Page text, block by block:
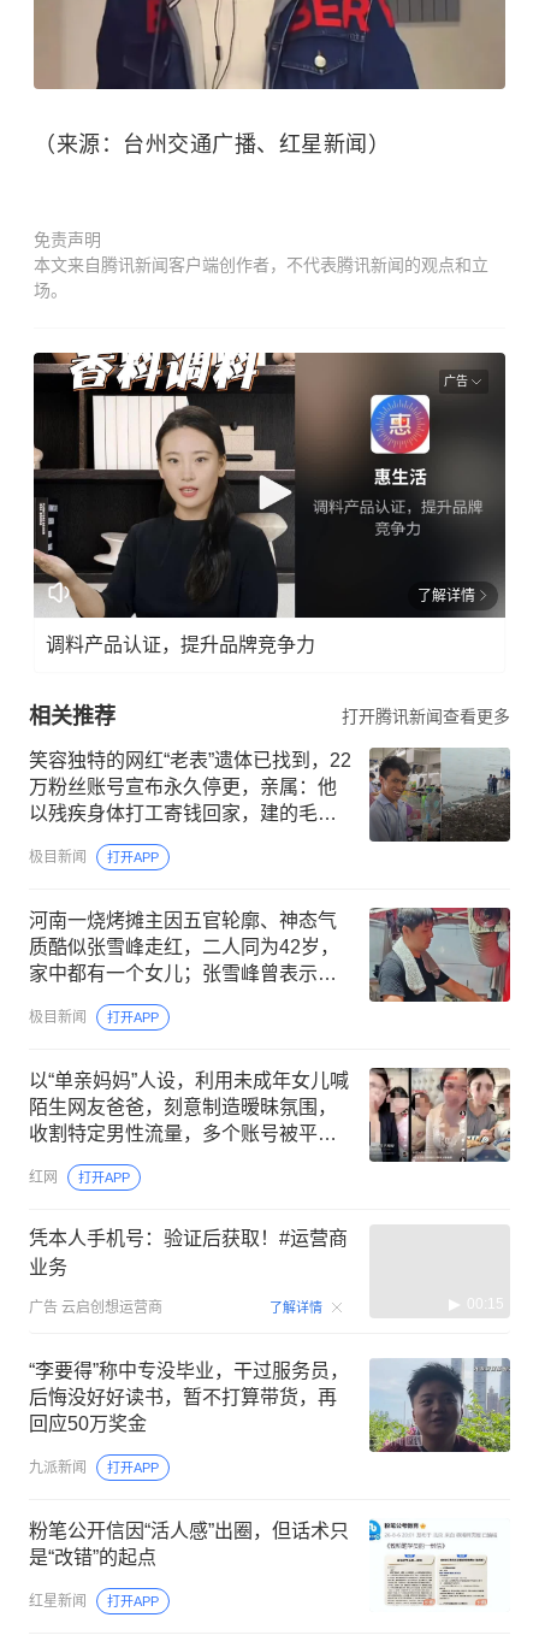
（来源：台州交通广播、红星新闻）
免责声明
本文来自腾讯新闻客户端创作者，不代表腾讯新闻的观点和立
场。
广告
了解详情
调料产品认证，提升品牌竞争力
相关推荐 打开腾讯新闻查看更多
笑容独特的网红“老表”遗体已找到，22
万粉丝账号宣布永久停更，亲属：他
以残疾身体打工寄钱回家，建的毛坯
房至今没装修
极目新闻 打开APP
河南一烧烤摊主因五官轮廓、神态气
质酷似张雪峰走红，二人同为42岁，
家中都有一个女儿；张雪峰曾表示，
财富自由以后要开一家烤肉店
极目新闻 打开APP
以“单亲妈妈”人设，利用未成年女儿喊
陌生网友爸爸，刻意制造暧昧氛围，
收割特定男性流量，多个账号被平台
红网 打开APP
凭本人手机号：验证后获取！#运营商
业务
广告 云启创想运营商 了解详情 00:15
“李要得”称中专没毕业，干过服务员，
后悔没好好读书，暂不打算带货，再
回应50万奖金
九派新闻 打开APP
粉笔公开信因“活人感”出圈，但话术只
是“改错”的起点
红星新闻 打开APP